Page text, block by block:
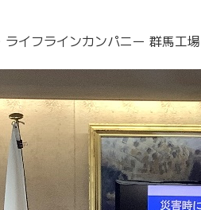
イフラインカンパニー 群馬工場